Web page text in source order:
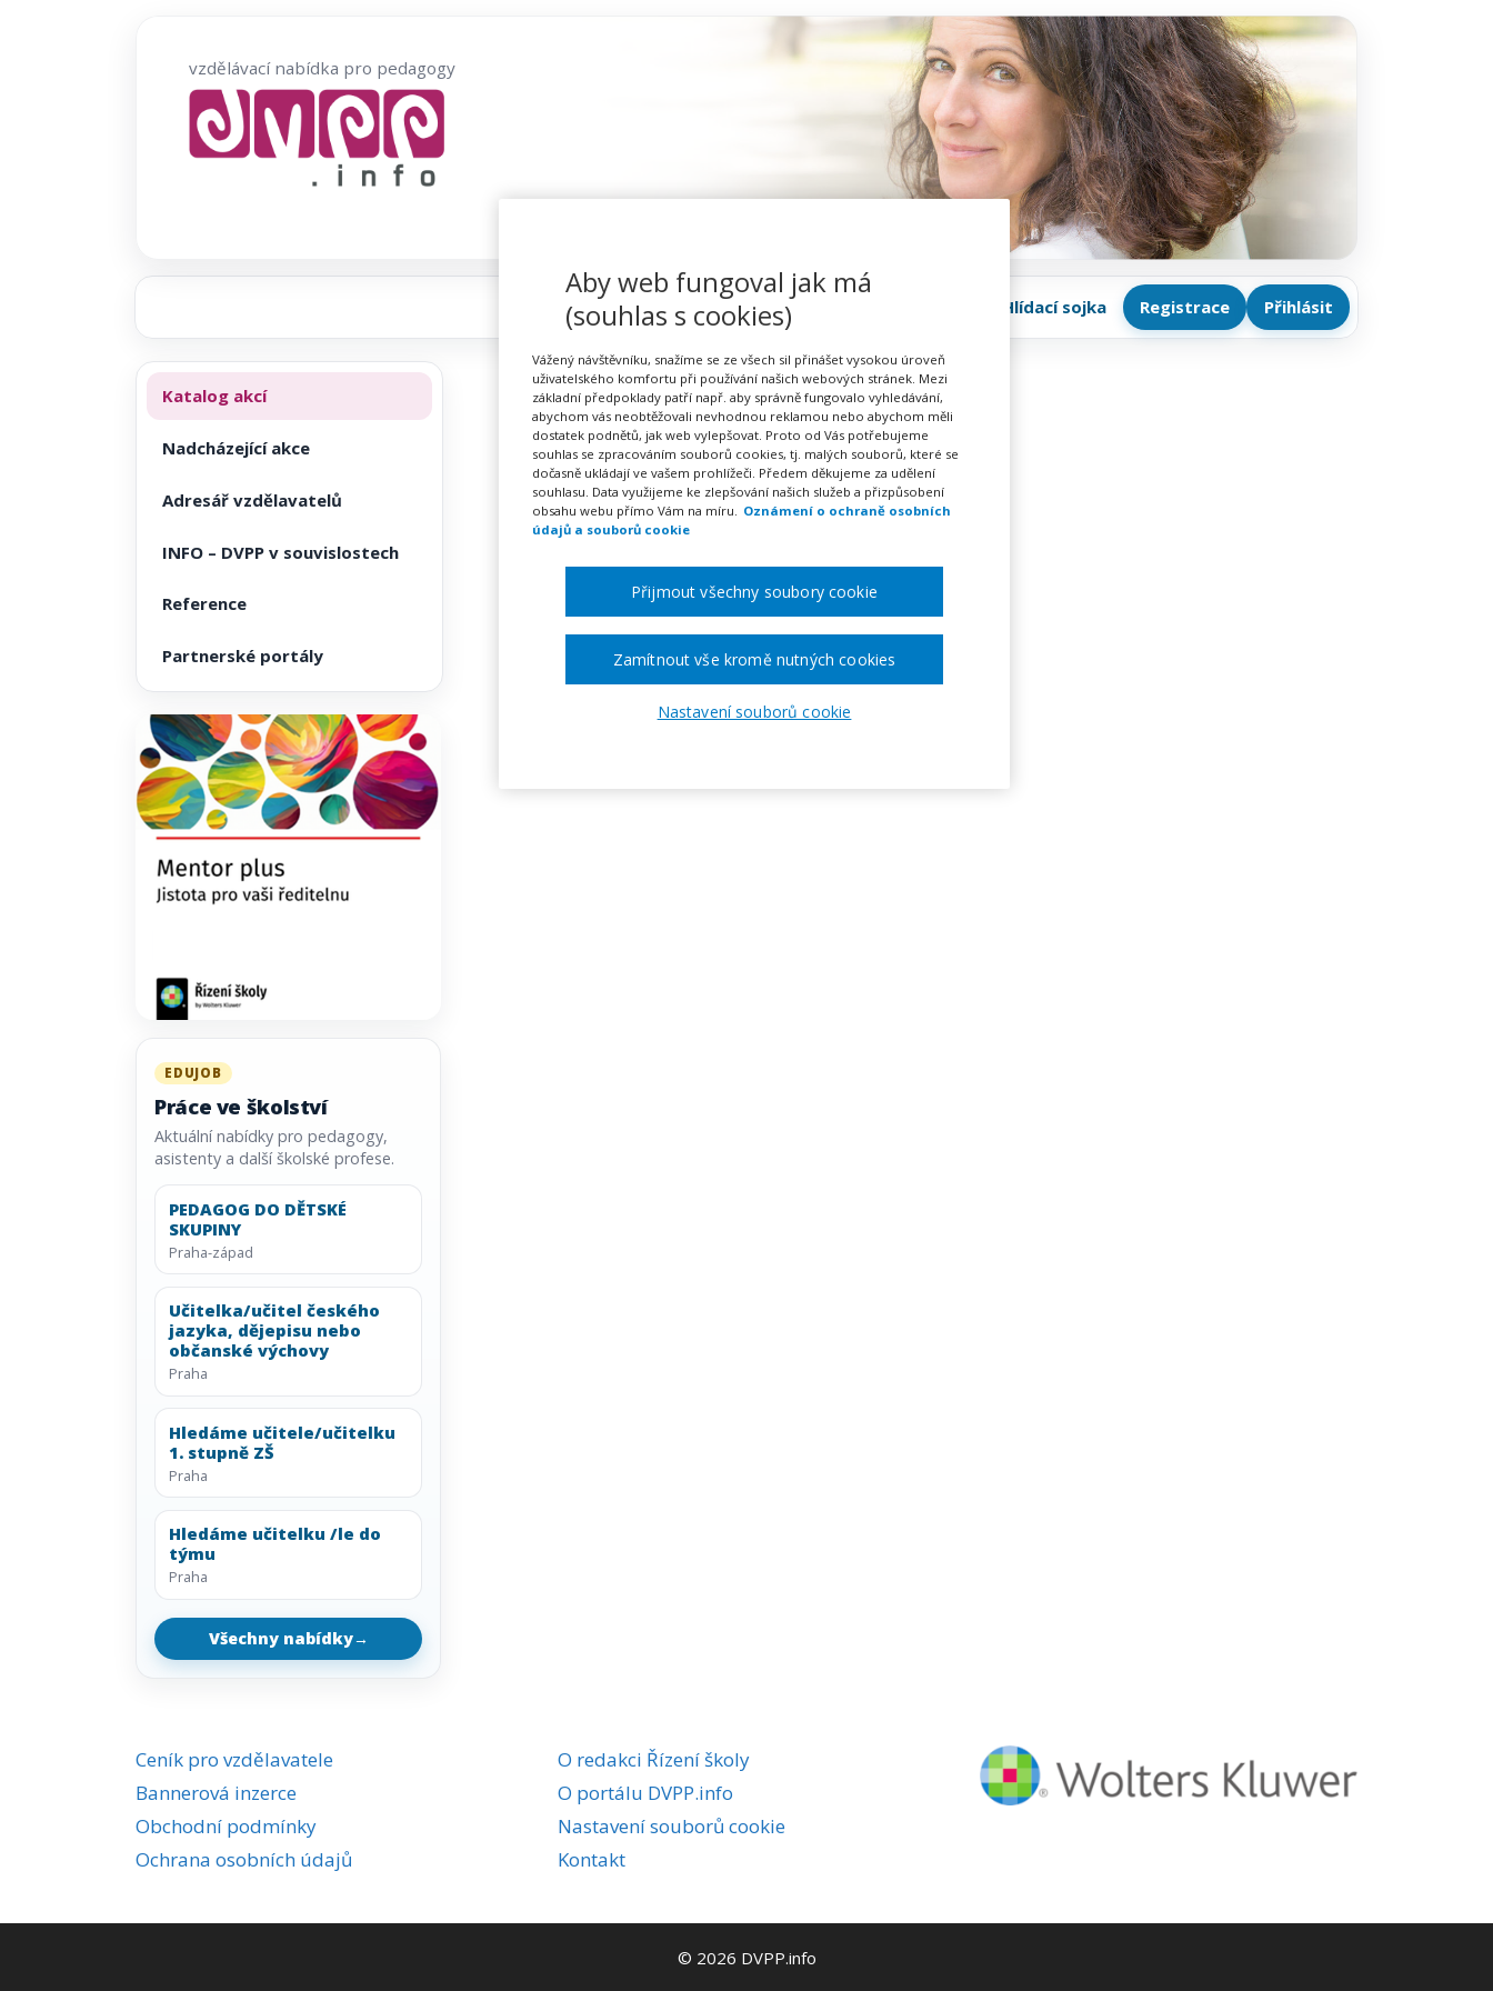
vzdělávací nabídka pro pedagogy
Hlídací sojka Registrace Přihlásit
Požadovaná akce nebyla nalezena.
Katalog akcí
Nadcházející akce
Adresář vzdělavatelů
INFO – DVPP v souvislostech
Reference
Partnerské portály
EDUJOB
Práce ve školství
Aktuální nabídky pro pedagogy,
asistenty a další školské profese.
PEDAGOG DO DĚTSKÉ
SKUPINY
Praha-západ
Učitelka/učitel českého
jazyka, dějepisu nebo
občanské výchovy
Praha
Hledáme učitele/učitelku
1. stupně ZŠ
Praha
Hledáme učitelku /le do
týmu
Praha
Všechny nabídky→
Ceník pro vzdělavatele
Bannerová inzerce
Obchodní podmínky
Ochrana osobních údajů
O redakci Řízení školy
O portálu DVPP.info
Nastavení souborů cookie
Kontakt
© 2026 DVPP.info
Aby web fungoval jak má
(souhlas s cookies)
Vážený návštěvníku, snažíme se ze všech sil přinášet vysokou úroveň
uživatelského komfortu při používání našich webových stránek. Mezi
základní předpoklady patří např. aby správně fungovalo vyhledávání,
abychom vás neobtěžovali nevhodnou reklamou nebo abychom měli
dostatek podnětů, jak web vylepšovat. Proto od Vás potřebujeme
souhlas se zpracováním souborů cookies, tj. malých souborů, které se
dočasně ukládají ve vašem prohlížeči. Předem děkujeme za udělení
souhlasu. Data využijeme ke zlepšování našich služeb a přizpůsobení
obsahu webu přímo Vám na míru. Oznámení o ochraně osobních
údajů a souborů cookie
Nastavení souborů cookie
Zamítnout vše kromě nutných cookies
Přijmout všechny soubory cookie